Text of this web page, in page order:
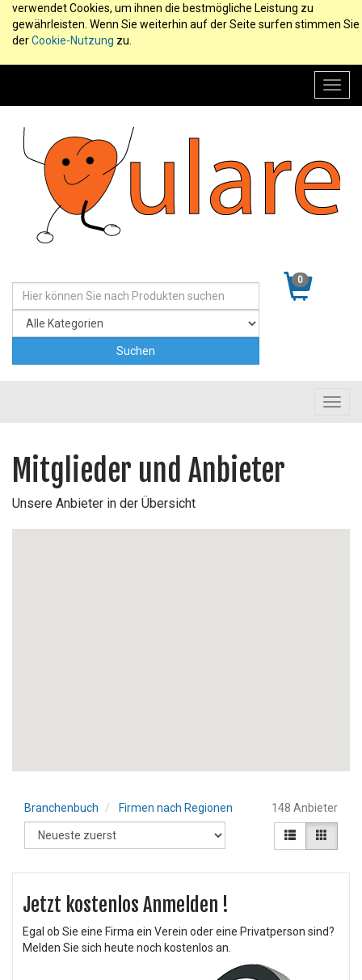
verwendet Cookies, um ihnen die bestmögliche Leistung zu
gewährleisten. Wenn Sie weiterhin auf der Seite surfen stimmen Sie
derCookie-Nutzung zu.
0
Mitglieder und Anbieter
Unsere Anbieter in der Übersicht
Branchenbuch Firmen nach Regionen 148 Anbieter
Jetzt kostenlos Anmelden !
Egal ob Sie eine Firma ein Verein oder eine Privatperson sind?
Melden Sie sich heute noch kostenlos an.